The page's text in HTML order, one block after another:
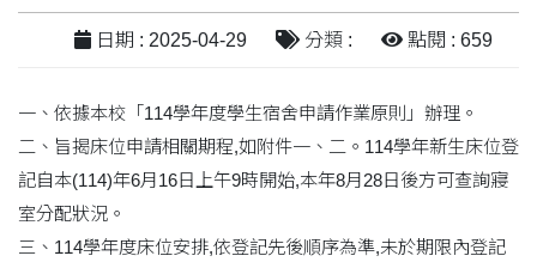
日期 : 2025-04-29 分類 : 點閱 : 659
一、依據本校「114學年度學生宿舍申請作業原則」辦理。
二、旨揭床位申請相關期程,如附件一、二。114學年新生床位登
記自本(114)年6月16日上午9時開始,本年8月28日後方可查詢寢
室分配狀況。
三、114學年度床位安排,依登記先後順序為準,未於期限內登記